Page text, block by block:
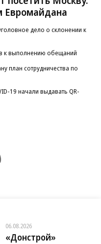
Евромайдана
дело о склонении к
к выполнению обещаний
план сотрудничества по
19 начали выдавать QR-
06.08.2026
«Донстрой»